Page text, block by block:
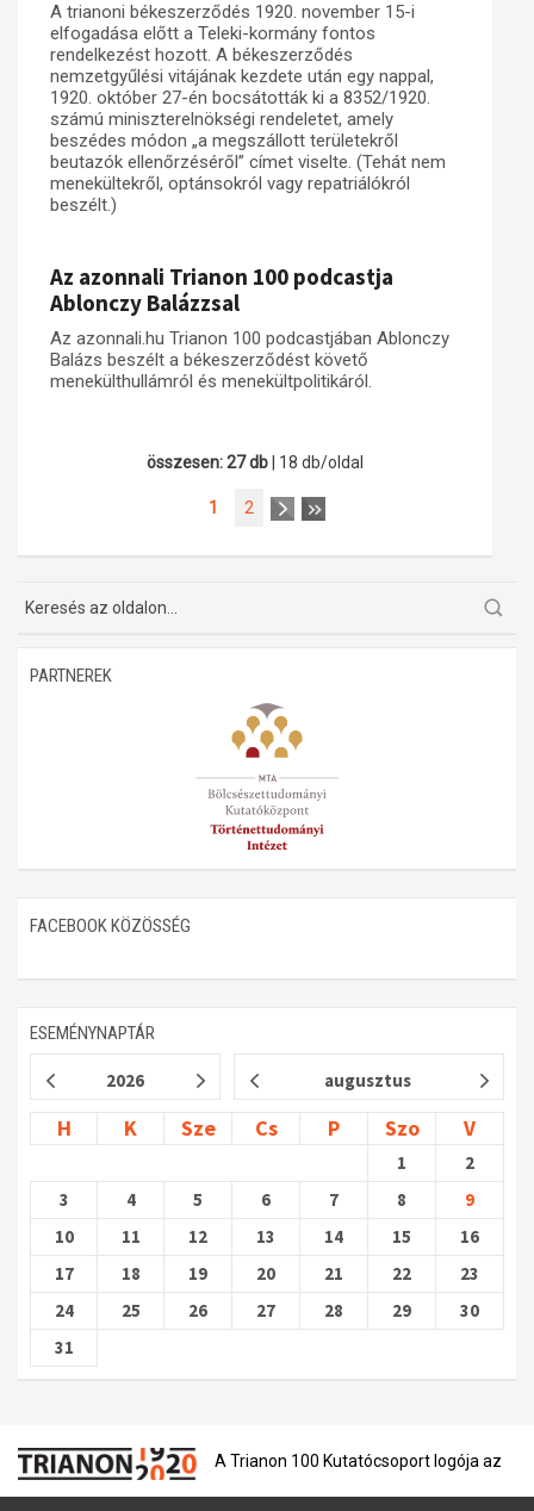
A trianoni békeszerződés 1920. november 15-i
elfogadása előtt a Teleki-kormány fontos
rendelkezést hozott. A békeszerződés
nemzetgyűlési vitájának kezdete után egy nappal,
1920. október 27-én bocsátották ki a 8352/1920.
számú miniszterelnökségi rendeletet, amely
beszédes módon „a megszállott területekről
beutazók ellenőrzéséről” címet viselte. (Tehát nem
menekültekről, optánsokról vagy repatriálókról
beszélt.)
Az azonnali Trianon 100 podcastja
Ablonczy Balázzsal
Az azonnali.hu Trianon 100 podcastjában Ablonczy
Balázs beszélt a békeszerződést követő
menekülthullámról és menekültpolitikáról.
összesen: 27 db | 18 db/oldal
1 2
PARTNEREK
FACEBOOK KÖZÖSSÉG
ESEMÉNYNAPTÁR
2026 augusztus
H K Sze Cs P Szo V
1
2
3
4 5 6 7 8
9
10
11 12 13 14 15
16
17
18 19 20 21 22
23
24
25 26 27 28 29
30
31
A Trianon 100 Kutatócsoport logója az